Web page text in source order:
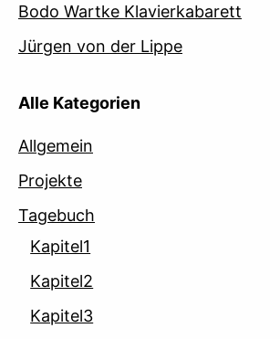
Bodo Wartke Klavierkabarett
Jürgen von der Lippe
Alle Kategorien
Allgemein
Projekte
Tagebuch
Kapitel1
Kapitel2
Kapitel3